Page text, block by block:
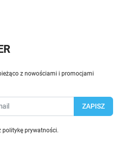
z nowościami i promocjami
politykę prywatności.